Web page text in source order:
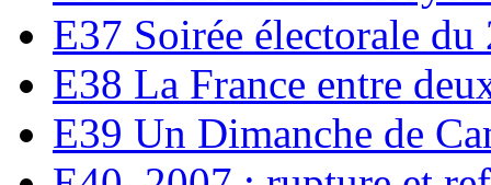
E37 Soirée électorale
E38 La France entre
E39 Un Dimanche de